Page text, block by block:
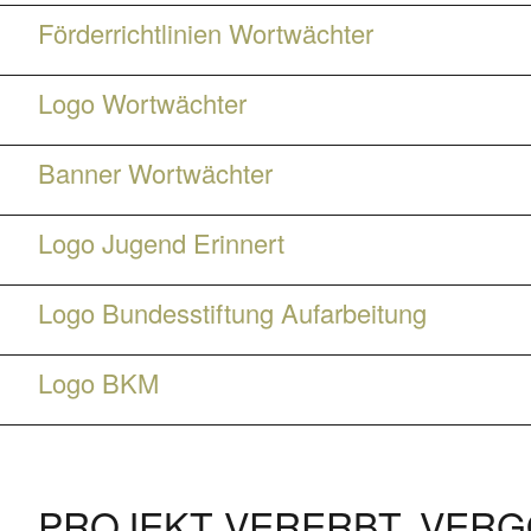
Förderrichtlinien Wortwächter
Logo Wortwächter
Banner Wortwächter
Logo Jugend Erinnert
Logo Bundesstiftung Aufarbeitung
Logo BKM